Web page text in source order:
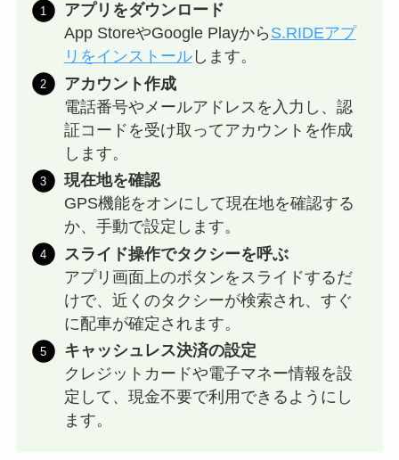
アプリをダウンロード
App StoreやGoogle Playから S.RIDEアプ
リをインストールします。
アカウント作成
電話番号やメールアドレスを入力し、認
証コードを受け取ってアカウントを作成
します。
現在地を確認
GPS機能をオンにして現在地を確認する
か、手動で設定します。
スライド操作でタクシーを呼ぶ
アプリ画面上のボタンをスライドするだ
けで、近くのタクシーが検索され、すぐ
に配車が確定されます。
キャッシュレス決済の設定
クレジットカードや電子マネー情報を設
定して、現金不要で利用できるようにし
ます。